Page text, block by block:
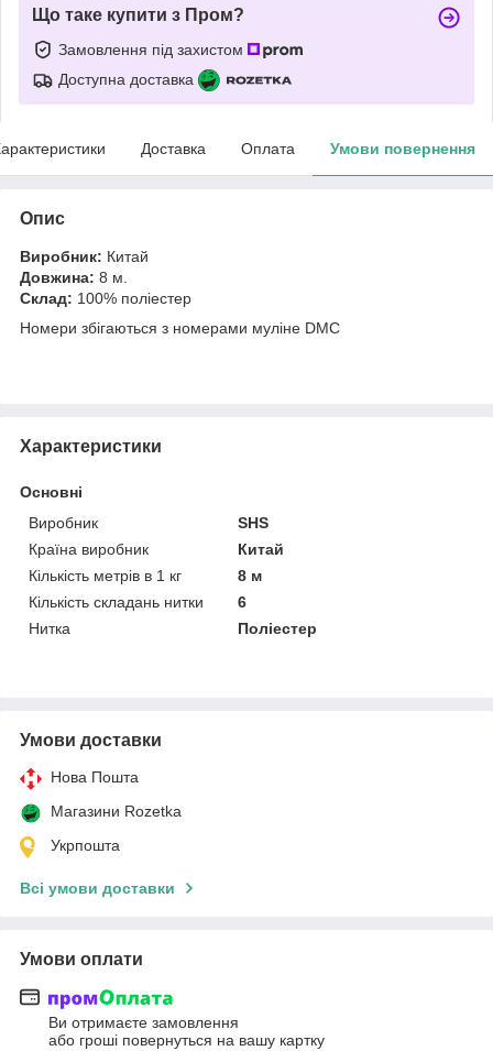
Що таке купити з Пром?
Замовлення під захистом
Доступна доставка
Доставка Оплата Умови повернення
Опис
Виробник: Китай
Довжина: 8 м.
Склад: 100% поліестер
Номери збігаються з номерами муліне DMC
Характеристики
Основні
Виробник
SHS
Країна виробник
Китай
Кількість метрів в 1 кг
8 м
Кількість складань нитки
6
Нитка
Поліестер
Умови доставки
Нова Пошта
Магазини Rozetka
Укрпошта
Всі умови доставки
Умови оплати
Ви отримаєте замовлення
або гроші повернуться на вашу картку